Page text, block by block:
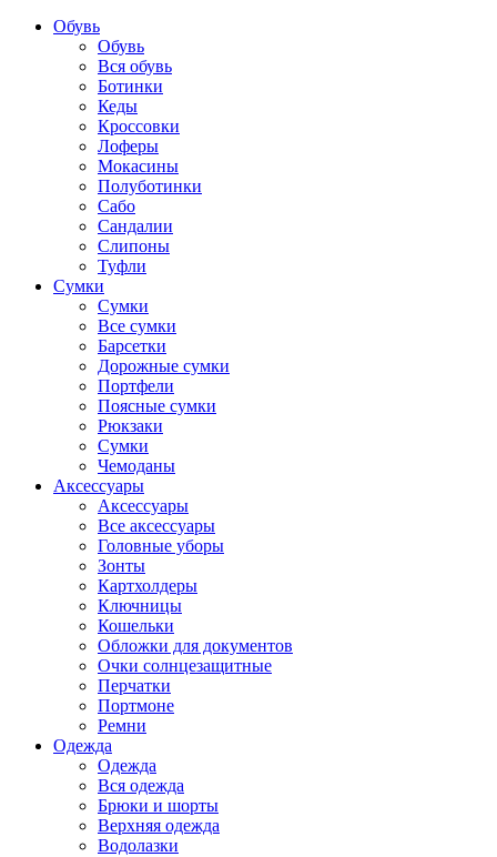
Обувь
Обувь
Вся обувь
Ботинки
Кеды
Кроссовки
Лоферы
Мокасины
Полуботинки
Сабо
Сандалии
Слипоны
Туфли
Сумки
Сумки
Все сумки
Барсетки
Дорожные сумки
Портфели
Поясные сумки
Рюкзаки
Сумки
Чемоданы
Аксессуары
Аксессуары
Все аксессуары
Головные уборы
Зонты
Картхолдеры
Ключницы
Кошельки
Обложки для документов
Очки солнцезащитные
Перчатки
Портмоне
Ремни
Одежда
Одежда
Вся одежда
Брюки и шорты
Верхняя одежда
Водолазки